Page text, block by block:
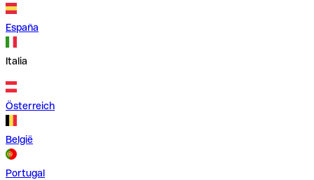
España
Italia
Österreich
België
Portugal